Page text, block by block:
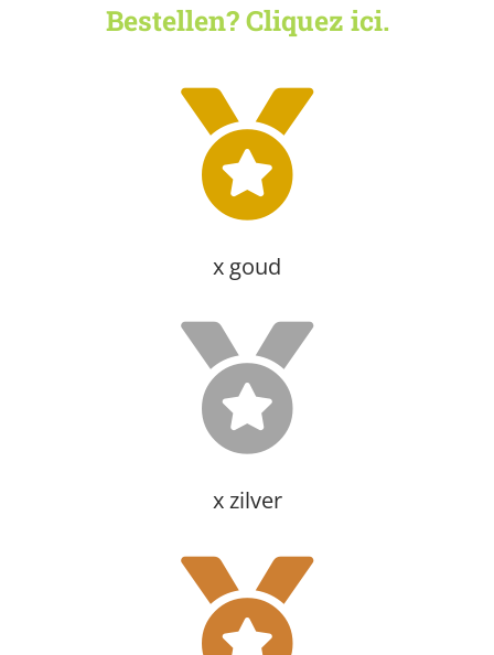
Bestellen? Cliquez ici.
x goud
x zilver